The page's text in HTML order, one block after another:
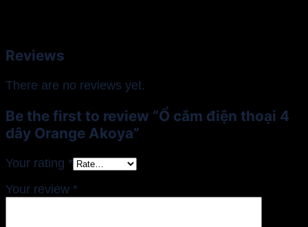
Reviews
There are no reviews yet.
Be the first to review “Ổ cắm điện thoại 4
dây Orange Akoya”
Your rating *
Your review *